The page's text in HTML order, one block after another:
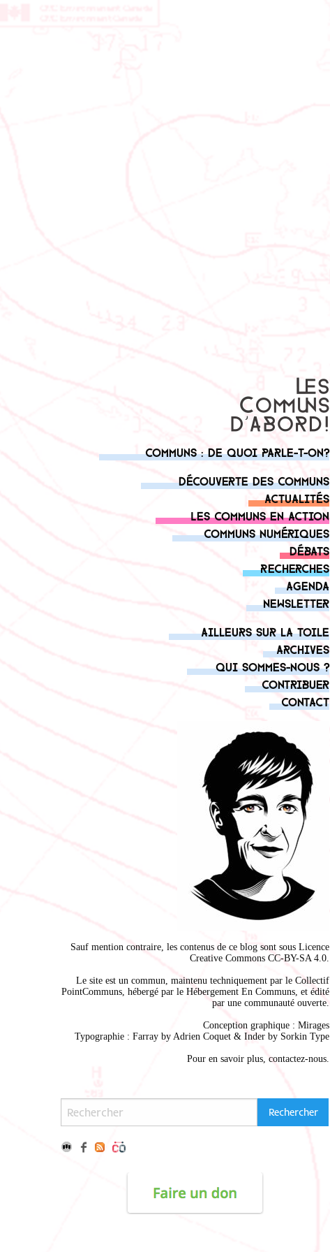
Communs : de quoi parle-t-on?
Découverte des communs
Actualités
Les communs en action
Communs numériques
Débats
Recherches
Agenda
Newsletter
Ailleurs sur la toile
Archives
Qui sommes-nous ?
Contribuer
Contact
Sauf mention contraire, les contenus de ce blog sont sous Licence
Creative Commons CC-BY-SA 4.0.
Le site est un commun, maintenu techniquement par le Collectif
PointCommuns, hébergé par le Hébergement En Communs, et édité
par une communauté ouverte.
Conception graphique : Mirages
Typographie : Farray by Adrien Coquet & Inder by Sorkin Type
Pour en savoir plus, contactez-nous.